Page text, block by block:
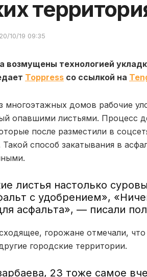
10/19 09:35
технологией
Toppress со ссылкой на
многоэтажных домов рабочие
опавшими листьями. Процесс
после разместили в
Такой способ закатывания в
листья настолько
с удобрением»,
асфальта», — писали
горожане отмечали,
городские территории.
23 тоже самое